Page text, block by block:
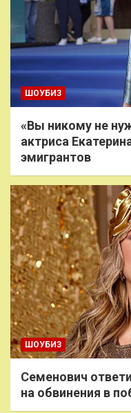
ШОУБИЗ
«Вы никому не
актриса
эмигрантов
ШОУБИЗ
Семенович
на обвинения в